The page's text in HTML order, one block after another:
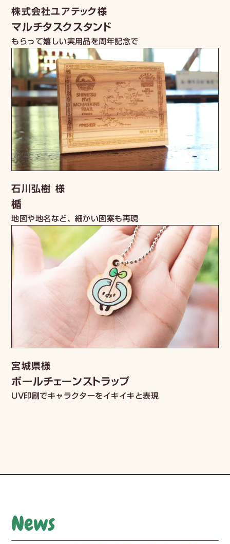
株式会社ユアテック様
マルチタスクスタンド
もらって嬉しい実用品を周年記念で
石川弘樹 様
楯
地図や地名など、細かい図案も再現
宮城県様
ボールチェーンストラップ
UV印刷でキャラクターをイキイキと表現
News